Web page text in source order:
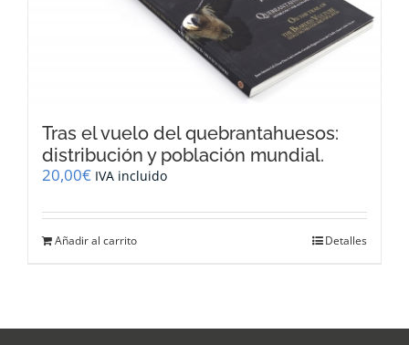
Tras el vuelo del quebrantahuesos:
distribución y población mundial.
20,00€ IVA incluido
Añadir al carrito Detalles